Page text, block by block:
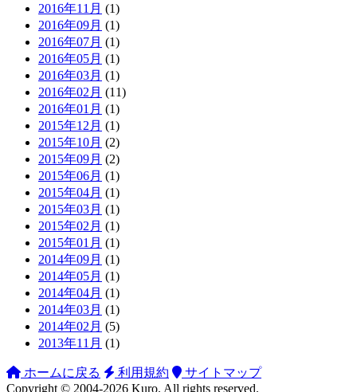
2016年11月 (1)
2016年09月 (1)
2016年07月 (1)
2016年05月 (1)
2016年03月 (1)
2016年02月 (11)
2016年01月 (1)
2015年12月 (1)
2015年10月 (2)
2015年09月 (2)
2015年06月 (1)
2015年04月 (1)
2015年03月 (1)
2015年02月 (1)
2015年01月 (1)
2014年09月 (1)
2014年05月 (1)
2014年04月 (1)
2014年03月 (1)
2014年02月 (5)
2013年11月 (1)
ホームに戻る 利用規約
サイトマップ
Copyright © 2004-2026 Kuro. All rights reserved.